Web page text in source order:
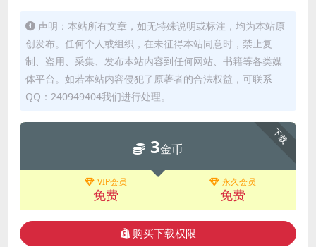
声明：本站所有文章，如无特殊说明或标注，均为本站原
创发布。任何个人或组织，在未征得本站同意时，禁止复
制、盗用、采集、发布本站内容到任何网站、书籍等各类媒
体平台。如若本站内容侵犯了原著者的合法权益，可联系
QQ：240949404我们进行处理。
下载
3金币
VIP会员
免费
永久会员
免费
购买下载权限